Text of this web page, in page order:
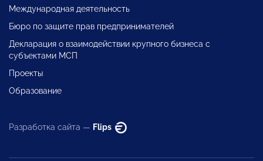
Международная деятельность
Бюро по защите прав предпринимателей
Декларация о взаимодействии крупного бизнеса с
субъектами МСП
Проекты
Образование
Разработка сайта — Flips